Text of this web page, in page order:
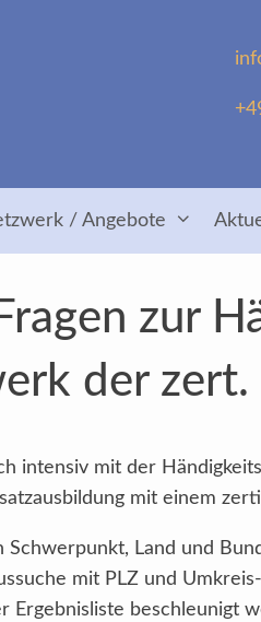
/ Angebote
zur
der
intensiv mit der
mit einem
Schwerpunkt, Land und
mit PLZ und
Ergebnisliste beschleunigt